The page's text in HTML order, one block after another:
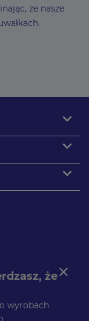
że nasze
expand_more
expand_more
expand_more
że
wyrobach
close